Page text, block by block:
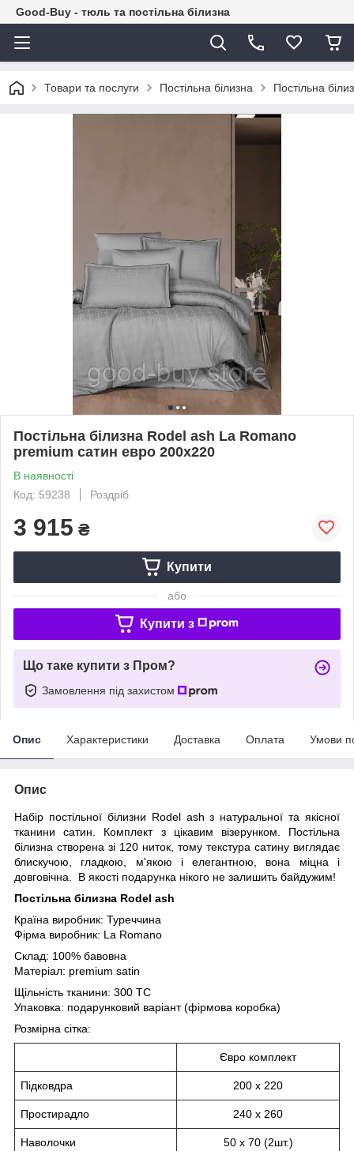
Good-Buy - тюль та постільна білизна
Товари та послуги Постільна білизна Постільна
Постільна білизна Rodel ash La Romano
premium сатин евро 200х220
В наявності
Код: 59238
Роздріб
3 915 ₴
Купити
або
Купити з
Що таке купити з Пром?
Замовлення під захистом
Опис Характеристики Доставка Оплата Умови
Опис
Набір постільної білизни Rodel ash з натуральної та якісної
тканини сатин. Комплект з цікавим візерунком. Постільна
білизна створена зі 120 ниток, тому текстура сатину виглядає
блискучою, гладкою, м'якою і елегантною, вона міцна і
довговічна. В якості подарунка нікого не залишить байдужим!
Постільна білизна Rodel ash
Країна виробник: Туреччина
Фірма виробник: La Romano
Склад: 100% бавовна
Матеріал: premium satin
Щільність тканини: 300 TC
Упаковка: подарунковий варіант (фірмова коробка)
Розмірна сітка:
Євро комплект
Підковдра 200 х 220
Простирадло 240 х 260
Наволочки
50 х 70 (2шт.)